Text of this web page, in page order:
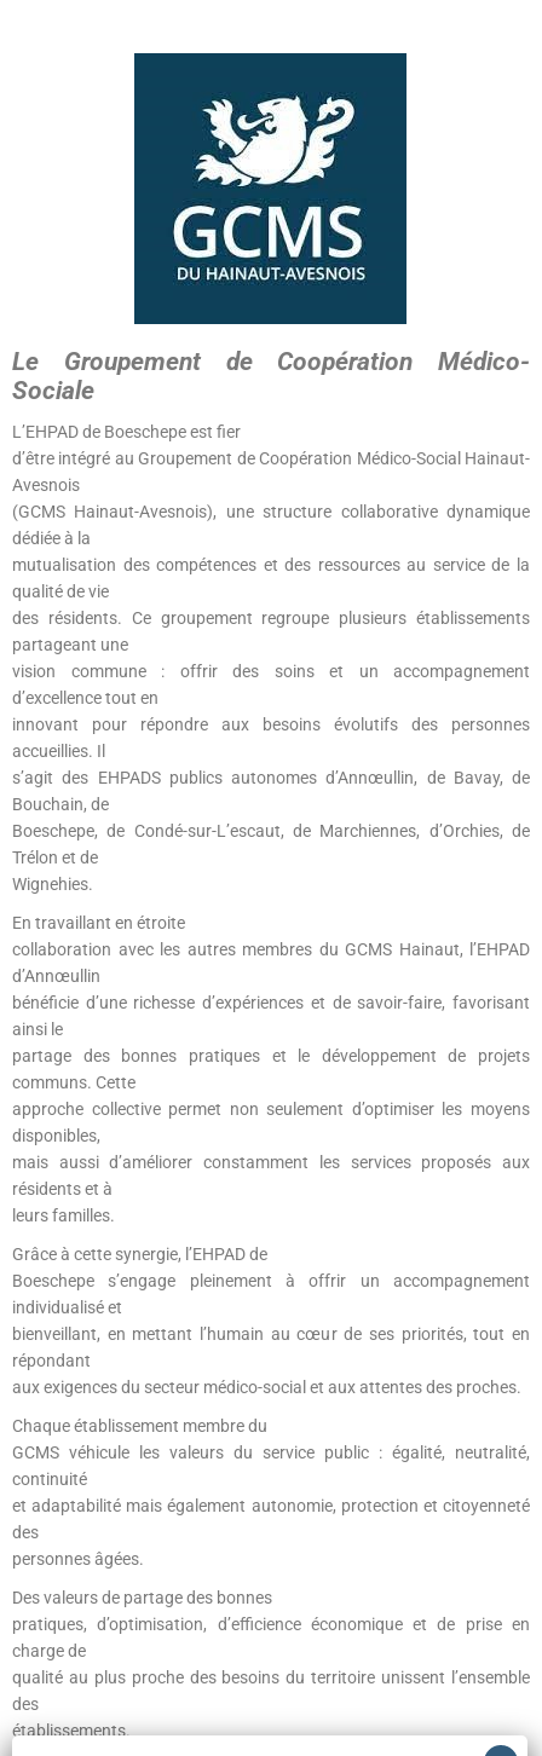
Le Groupement de Coopération Médico-
Sociale
L’EHPAD de Boeschepe est fier
d’être intégré au Groupement de Coopération Médico-Social Hainaut-
Avesnois
(GCMS Hainaut-Avesnois), une structure collaborative dynamique
dédiée à la
mutualisation des compétences et des ressources au service de la
qualité de vie
des résidents. Ce groupement regroupe plusieurs établissements
partageant une
vision commune : offrir des soins et un accompagnement
d’excellence tout en
innovant pour répondre aux besoins évolutifs des personnes
accueillies. Il
s’agit des EHPADS publics autonomes d’Annœullin, de Bavay, de
Bouchain, de
Boeschepe, de Condé-sur-L’escaut, de Marchiennes, d’Orchies, de
Trélon et de
Wignehies.
En travaillant en étroite
collaboration avec les autres membres du GCMS Hainaut, l’EHPAD
d’Annœullin
bénéficie d’une richesse d’expériences et de savoir-faire, favorisant
ainsi le
partage des bonnes pratiques et le développement de projets
communs. Cette
approche collective permet non seulement d’optimiser les moyens
disponibles,
mais aussi d’améliorer constamment les services proposés aux
résidents et à
leurs familles.
Grâce à cette synergie, l’EHPAD de
Boeschepe s’engage pleinement à offrir un accompagnement
individualisé et
bienveillant, en mettant l’humain au cœur de ses priorités, tout en
répondant
aux exigences du secteur médico-social et aux attentes des proches.
Chaque établissement membre du
GCMS véhicule les valeurs du service public : égalité, neutralité,
continuité
et adaptabilité mais également autonomie, protection et citoyenneté
des
personnes âgées.
Des valeurs de partage des bonnes
pratiques, d’optimisation, d’efficience économique et de prise en
charge de
qualité au plus proche des besoins du territoire unissent l’ensemble
des
établissements.